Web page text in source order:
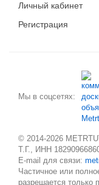
Личный кабинет
Регистрация
Мы в соцсетях:
© 2014-2026
Т.Г., ИНН
E-mail для связи:
Частичное или
разрешается только